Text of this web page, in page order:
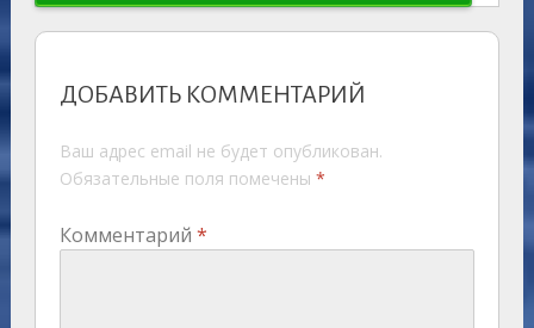
ДОБАВИТЬ КОММЕНТАРИЙ
Ваш адрес email не будет опубликован.
Обязательные поля помечены *
Комментарий *